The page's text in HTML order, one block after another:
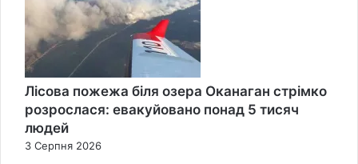
Лісова пожежа біля озера Оканаган стрімко
розрослася: евакуйовано понад 5 тисяч
людей
3 Серпня 2026